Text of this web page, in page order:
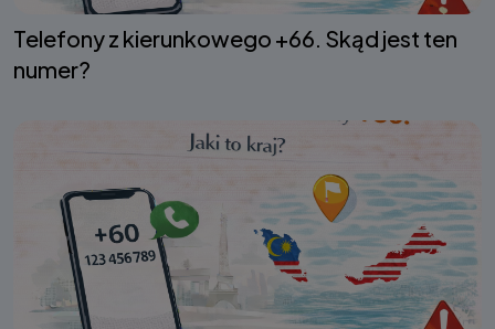
Telefony z kierunkowego +66. Skąd jest ten
numer?